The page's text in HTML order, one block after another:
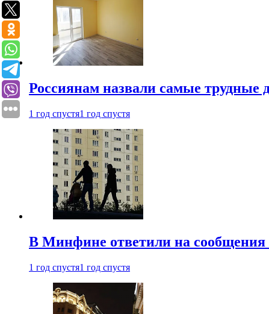
Россиянам назвали самые трудные
1 год спустя1 год спустя
В Минфине ответили на сообщения
1 год спустя1 год спустя